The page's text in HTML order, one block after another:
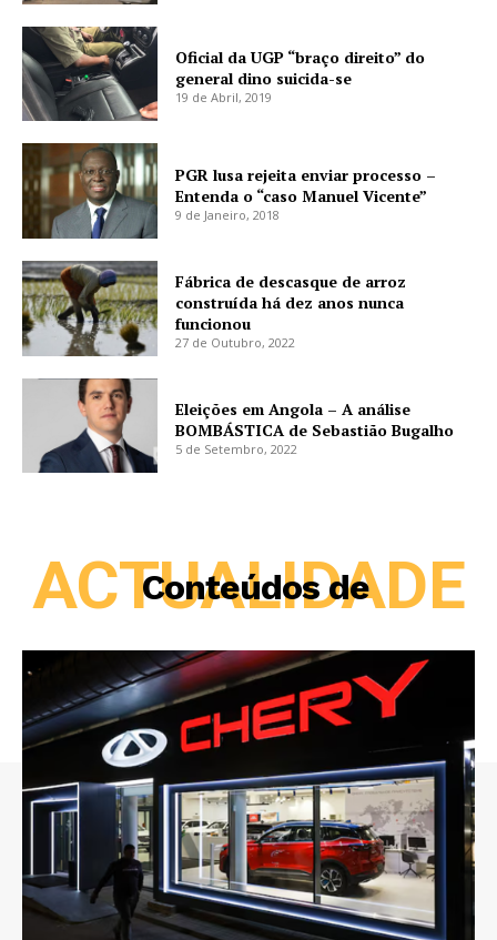
Oficial da UGP “braço direito” do
general dino suicida-se
19 de Abril, 2019
PGR lusa rejeita enviar processo –
Entenda o “caso Manuel Vicente”
9 de Janeiro, 2018
Fábrica de descasque de arroz
construída há dez anos nunca
funcionou
27 de Outubro, 2022
Eleições em Angola – A análise
BOMBÁSTICA de Sebastião Bugalho
5 de Setembro, 2022
Conteúdos de
ACTUALIDADE